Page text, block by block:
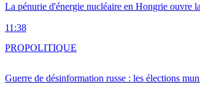
La pénurie d'énergie nucléaire en Hongrie ouvre
11:38
Guerre de désinformation russe : les élections
PROPOLITIQUE